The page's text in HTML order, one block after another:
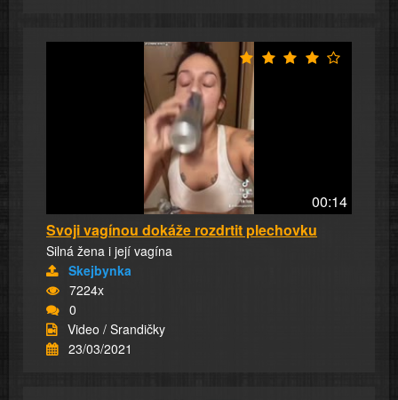
00:14
Svoji vagínou dokáže rozdrtit plechovku
Silná žena i její vagína
Skejbynka
7224x
0
Video / Srandičky
23/03/2021